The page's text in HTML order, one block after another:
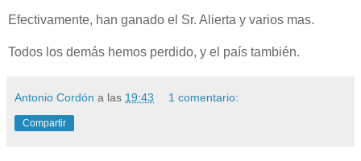
Efectivamente, han ganado el Sr. Alierta y varios mas.
Todos los demás hemos perdido, y el país también.
Antonio Cordón a las 19:43 1 comentario:
Compartir